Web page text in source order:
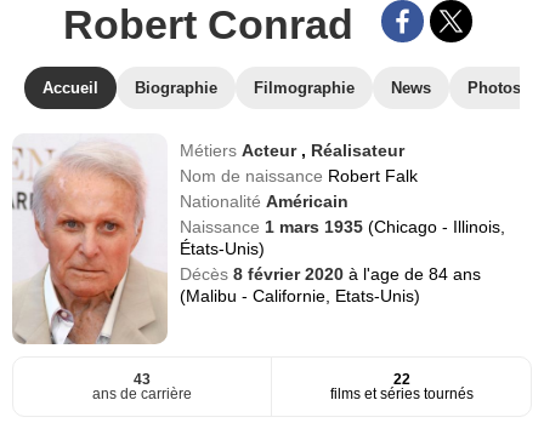
Robert Conrad
Accueil Biographie Filmographie News Photos
MétiersActeur , Réalisateur
Nom de naissance Robert Falk
NationalitéAméricain
Naissance 1 mars 1935(Chicago - Illinois,
États-Unis)
Décès8 février 2020à l'age de 84 ans
(Malibu - Californie, Etats-Unis)
43
ans de carrière
22
films et séries tournés